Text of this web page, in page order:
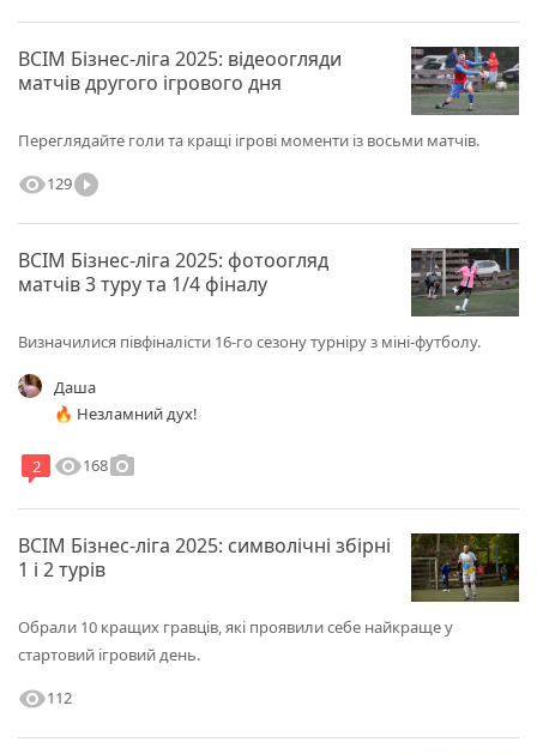
ВСІМ Бізнес-ліга 2025: відеоогляди
матчів другого ігрового дня
Переглядайте голи та кращі ігрові моменти із восьми матчів.
visibility129play_circle_filled
ВСІМ Бізнес-ліга 2025: фотоогляд
матчів 3 туру та 1/4 фіналу
Визначилися півфіналісти 16-го сезону турніру з міні-футболу.
Даша
🔥 Незламний дух!
2 visibility168photo_camera
ВСІМ Бізнес-ліга 2025: символічні збірні
1 і 2 турів
Обрали 10 кращих гравців, які проявили себе найкраще у
стартовий ігровий день.
visibility112